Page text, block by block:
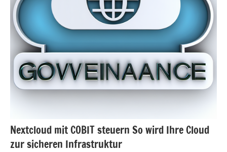
Nextcloud mit COBIT steuern So wird Ihre Cloud
zur sicheren Infrastruktur